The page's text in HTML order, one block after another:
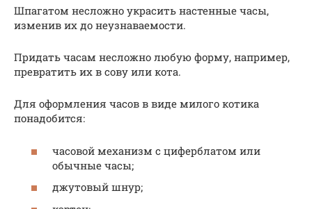
Шпагатом несложно украсить настенные часы,
изменив их до неузнаваемости.
Придать часам несложно любую форму, например,
превратить их в сову или кота.
Для оформления часов в виде милого котика
понадобится:
часовой механизм с циферблатом или
обычные часы;
джутовый шнур;